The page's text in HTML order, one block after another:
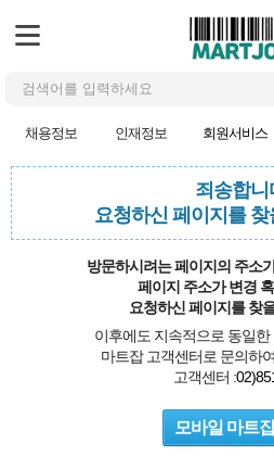
채용정보 인재정보 회원서비스
죄송합니
요청하신 페이지를
방문하시려는 페이지의 주소
페이지 주소가 변경
요청하신 페이지를 찾
이후에도 지속적으로 동일
마트잡 고객센터로 문의하
고객센터 :
모바일 마트